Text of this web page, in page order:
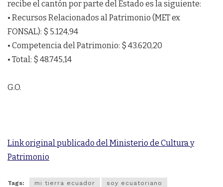
recibe el cantón por parte del Estado es la siguiente:
• Recursos Relacionados al Patrimonio (MET ex
FONSAL): $ 5.124,94
• Competencia del Patrimonio: $ 43.620,20
• Total: $ 48.745,14
G.O.
Link original publicado del Ministerio de Cultura y
Patrimonio
Tags: mi tierra ecuador soy ecuatoriano